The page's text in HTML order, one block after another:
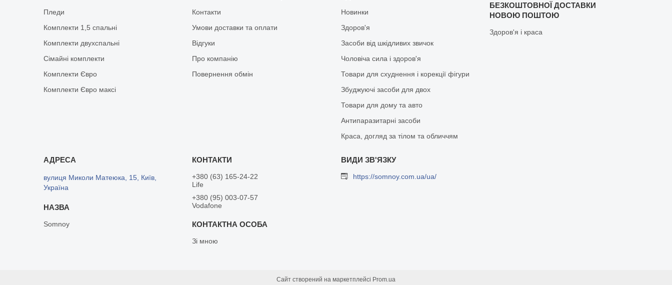
Пледи
Комплекти 1,5 спальні
Комплекти двухспальні
Сімайні комплекти
Комплекти Євро
Комплекти Євро максі
Контакти
Умови доставки та оплати
Відгуки
Про компанію
Повернення обмін
Новинки
Здоров'я
Засоби від шкідливих звичок
Чоловіча сила і здоров'я
Товари для схуднення і корекції фігури
Збуджуючі засоби для двох
Товари для дому та авто
Антипаразитарні засоби
Краса, догляд за тілом та обличчям
БЕЗКОШТОВНОЇ ДОСТАВКИ
НОВОЮ ПОШТОЮ
Здоров'я і краса
вулиця Миколи Матеюка, 15, Київ,
Україна
Somnoy
+380 (63) 165-24-22
Life
+380 (95) 003-07-57
Vodafone
Зі мною
https://somnoy.com.ua/ua/
Сайт створений на маркетплейсі Prom.ua